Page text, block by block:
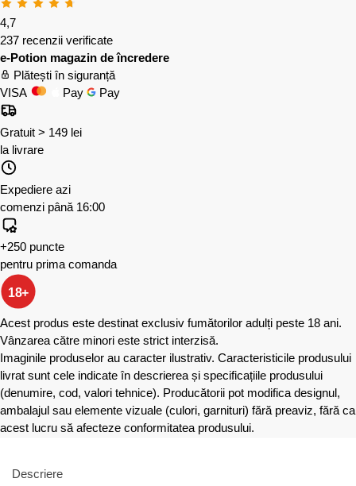
4,7
237 recenzii verificate
e-Potion magazin de încredere
Plătești în siguranță
VISA
Pay Pay
Gratuit > 149 lei
la livrare
Expediere azi
comenzi până 16:00
+250 puncte
pentru prima comanda
18+
Acest produs este destinat exclusiv fumătorilor adulți peste 18 ani.
Vânzarea către minori este strict interzisă.
Imaginile produselor au caracter ilustrativ. Caracteristicile produsului
livrat sunt cele indicate în descrierea și specificațiile produsului
(denumire, cod, valori tehnice). Producătorii pot modifica designul,
ambalajul sau elemente vizuale (culori, garnituri) fără preaviz, fără ca
acest lucru să afecteze conformitatea produsului.
Descriere